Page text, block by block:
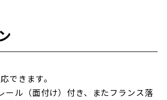
できます。
ール（面付け）付き、またフランス落